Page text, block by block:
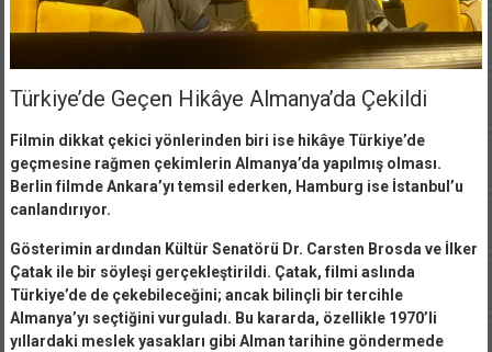
Türkiye’de Geçen Hikâye Almanya’da Çekildi
Filmin dikkat çekici yönlerinden biri ise hikâye Türkiye’de
geçmesine rağmen çekimlerin Almanya’da yapılmış olması.
Berlin filmde Ankara’yı temsil ederken, Hamburg ise İstanbul’u
canlandırıyor.
Gösterimin ardından Kültür Senatörü Dr. Carsten Brosda ve İlker
Çatak ile bir söyleşi gerçekleştirildi. Çatak, filmi aslında
Türkiye’de de çekebileceğini; ancak bilinçli bir tercihle
Almanya’yı seçtiğini vurguladı. Bu kararda, özellikle 1970’li
yıllardaki meslek yasakları gibi Alman tarihine göndermede